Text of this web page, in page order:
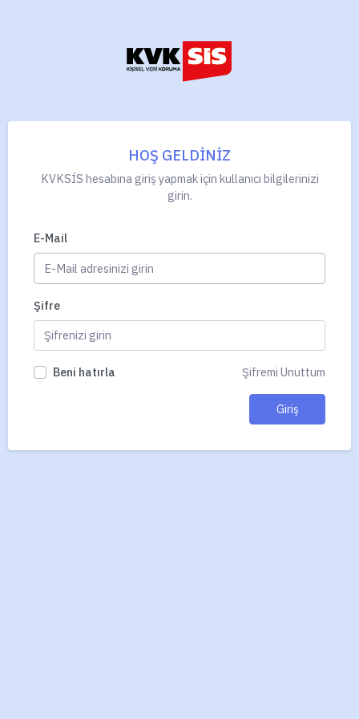
HOŞ GELDİNİZ
KVKSİS hesabına giriş yapmak için kullanıcı bilgilerinizi
girin.
E-Mail
Şifre
Beni hatırla Şifremi Unuttum
Giriş